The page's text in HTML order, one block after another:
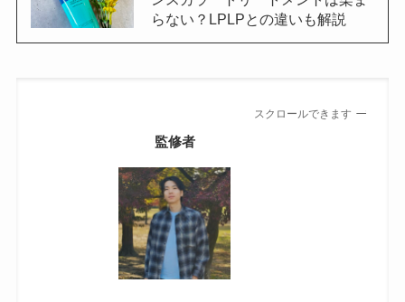
らない？LPLPとの違いも解説
スクロールできます
監修者